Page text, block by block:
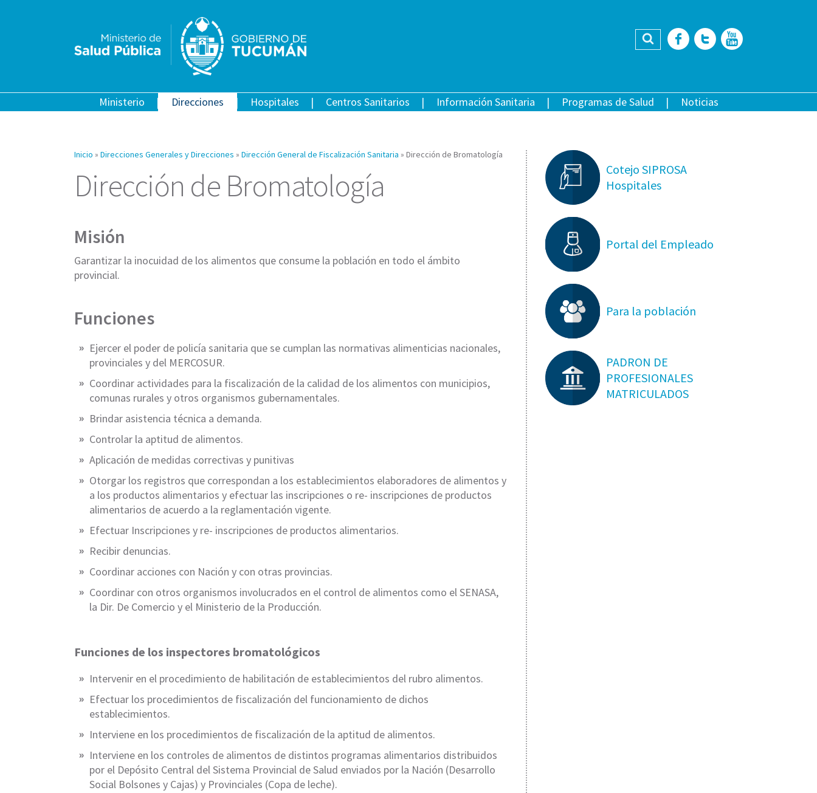
Buscar Facebook
Twitter
Ministerio Direcciones Hospitales Centros Sanitarios Información Sanitaria Programas de Salud Noticias
Inicio » Direcciones Generales y Direcciones » Dirección General de Fiscalización Sanitaria » Dirección de Bromatología
Dirección de Bromatología
Misión
Garantizar la inocuidad de los alimentos que consume la población en todo el ámbito
provincial.
Funciones
Ejercer el poder de policía sanitaria que se cumplan las normativas alimenticias nacionales,
provinciales y del MERCOSUR.
Coordinar actividades para la fiscalización de la calidad de los alimentos con municipios,
comunas rurales y otros organismos gubernamentales.
Brindar asistencia técnica a demanda.
Controlar la aptitud de alimentos.
Aplicación de medidas correctivas y punitivas
Otorgar los registros que correspondan a los establecimientos elaboradores de alimentos y
a los productos alimentarios y efectuar las inscripciones o re- inscripciones de productos
alimentarios de acuerdo a la reglamentación vigente.
Efectuar Inscripciones y re- inscripciones de productos alimentarios.
Recibir denuncias.
Coordinar acciones con Nación y con otras provincias.
Coordinar con otros organismos involucrados en el control de alimentos como el SENASA,
la Dir. De Comercio y el Ministerio de la Producción.
Funciones de los inspectores bromatológicos
Intervenir en el procedimiento de habilitación de establecimientos del rubro alimentos.
Efectuar los procedimientos de fiscalización del funcionamiento de dichos
establecimientos.
Interviene en los procedimientos de fiscalización de la aptitud de alimentos.
Interviene en los controles de alimentos de distintos programas alimentarios distribuidos
por el Depósito Central del Sistema Provincial de Salud enviados por la Nación (Desarrollo
Social Bolsones y Cajas) y Provinciales (Copa de leche).
Cotejo SIPROSA
Hospitales
Portal del Empleado
Para la población
PADRON DE
PROFESIONALES
MATRICULADOS